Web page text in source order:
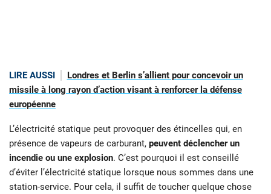
LIRE AUSSI
Londres et Berlin s’allient pour concevoir un
missile à long rayon d’action visant à renforcer la défense
européenne
L’électricité statique peut provoquer des étincelles qui, en
présence de vapeurs de carburant, peuvent déclencher un
incendie ou une explosion. C’est pourquoi il est conseillé
d’éviter l’électricité statique lorsque nous sommes dans une
station-service. Pour cela, il suffit de toucher quelque chose